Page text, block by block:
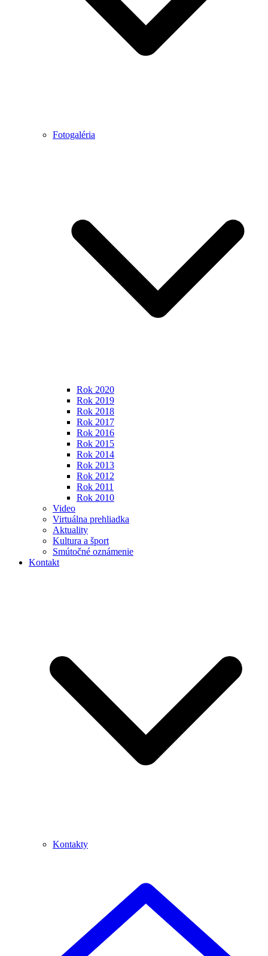
Fotogaléria
Rok 2020
Rok 2019
Rok 2018
Rok 2017
Rok 2016
Rok 2015
Rok 2014
Rok 2013
Rok 2012
Rok 2011
Rok 2010
Video
Virtuálna prehliadka
Aktuality
Kultura a šport
Smútočné oznámenie
Kontakt
Kontakty